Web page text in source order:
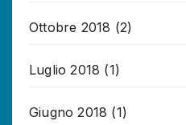
Ottobre 2018 (2)
Luglio 2018 (1)
Giugno 2018 (1)